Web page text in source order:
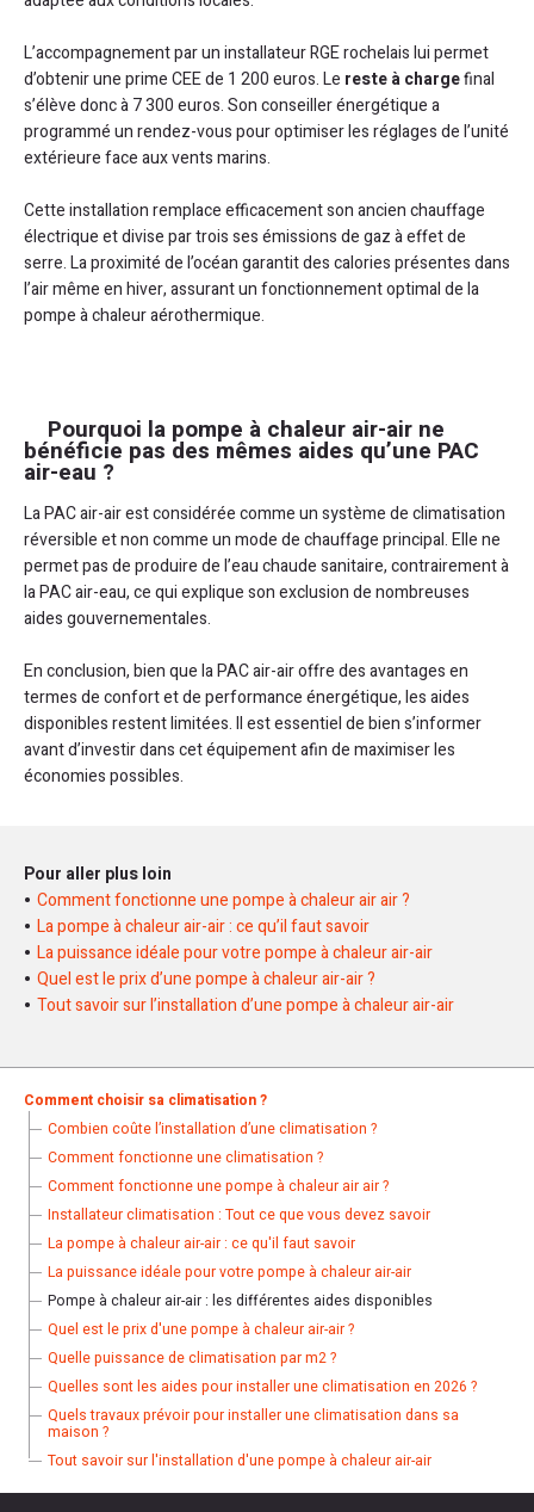
L’accompagnement par un installateur RGE rochelais lui permet
d’obtenir une prime CEE de 1 200 euros. Le reste à chargefinal
s’élève donc à 7 300 euros. Son conseiller énergétique a
programmé un rendez-vous pour optimiser les réglages de l’unité
extérieure face aux vents marins.
Cette installation remplace efficacement son ancien chauffage
électrique et divise par trois ses émissions de gaz à effet de
serre. La proximité de l’océan garantit des calories présentes dans
l’air même en hiver, assurant un fonctionnement optimal de la
pompe à chaleur aérothermique.
Pourquoi la pompe à chaleur air-air ne
bénéficie pas des mêmes aides qu’une PAC
air-eau ?
La PAC air-air est considérée comme un système de climatisation
réversible et non comme un mode de chauffage principal. Elle ne
permet pas de produire de l’eau chaude sanitaire, contrairement à
la PAC air-eau, ce qui explique son exclusion de nombreuses
aides gouvernementales.
En conclusion, bien que la PAC air-air offre des avantages en
termes de confort et de performance énergétique, les aides
disponibles restent limitées. Il est essentiel de bien s’informer
avant d’investir dans cet équipement afin de maximiser les
économies possibles.
Pour aller plus loin
Comment fonctionne une pompe à chaleur air air ?
La pompe à chaleur air-air : ce qu’il faut savoir
La puissance idéale pour votre pompe à chaleur air-air
Quel est le prix d’une pompe à chaleur air-air ?
Tout savoir sur l’installation d’une pompe à chaleur air-air
Comment choisir sa climatisation ?
Combien coûte l’installation d’une climatisation ?
Comment fonctionne une climatisation ?
Comment fonctionne une pompe à chaleur air air ?
Installateur climatisation : Tout ce que vous devez savoir
La pompe à chaleur air-air : ce qu'il faut savoir
La puissance idéale pour votre pompe à chaleur air-air
Pompe à chaleur air-air : les différentes aides disponibles
Quel est le prix d'une pompe à chaleur air-air ?
Quelle puissance de climatisation par m2 ?
Quelles sont les aides pour installer une climatisation en 2026 ?
Quels travaux prévoir pour installer une climatisation dans sa
maison ?
Tout savoir sur l'installation d'une pompe à chaleur air-air